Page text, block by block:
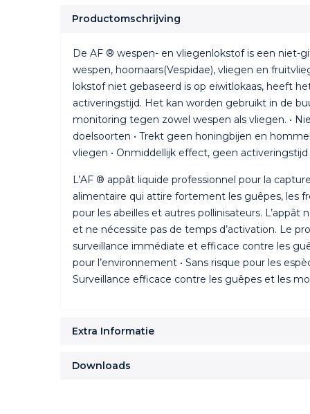
Productomschrijving
De AF ® wespen- en vliegenlokstof is een niet-
wespen, hoornaars(Vespidae), vliegen en
lokstof niet gebaseerd is op eiwitlokaas, heeft
activeringstijd. Het kan worden gebruikt in de
monitoring tegen zowel wespen als vliegen. •
doelsoorten • Trekt geen honingbijen en
vliegen • Onmiddellijk effect, geen activeringstijd
L’AF ® appât liquide professionnel pour la
alimentaire qui attire fortement les guêpes, les
pour les abeilles et autres pollinisateurs.
et ne nécessite pas de temps d’activation. Le
surveillance immédiate et efficace contre les
pour l’environnement • Sans risque pour les
Surveillance efficace contre les guêpes et les
Extra Informatie
Downloads